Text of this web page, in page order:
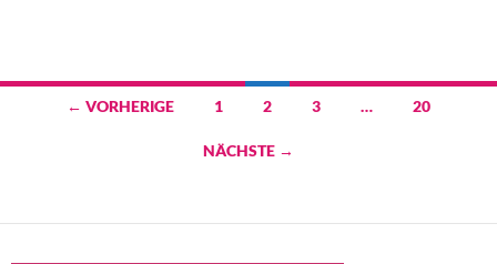
Beitragsnavigation
← VORHERIGE 1 2 3 … 20
NÄCHSTE →